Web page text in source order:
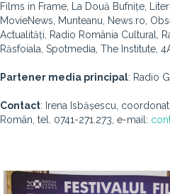
Films in Frame, La Două Bufnițe,
MovieNews, Munteanu, News.ro,
Actualități, Radio România Cultural,
Răsfoiala, Spotmedia, The Institute,
Partener media principal: Radio
Contact: Irena Isbășescu,
Român, tel. 0741-271.273, e-mail: